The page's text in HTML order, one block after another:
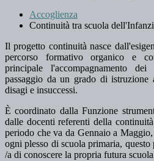
Accoglienza
Continuità tra scuola
Il progetto continuità nasce
percorso formativo organico e
principale l'accompagnamento
passaggio da un grado di istruzione
disagi e insuccessi.
È coordinato dalla Funzione
dalle docenti referenti della
periodo che va da Gennaio a
ogni plesso di scuola primaria,
/a di conoscere la propria futura